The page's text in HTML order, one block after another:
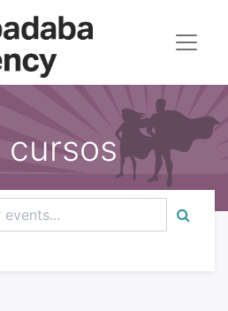
cursos